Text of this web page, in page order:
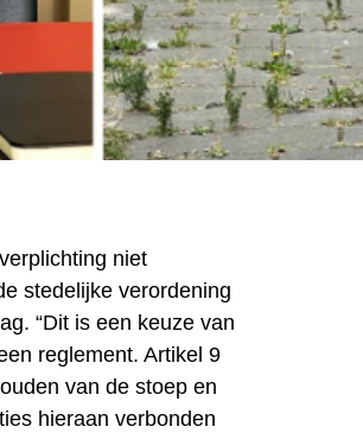
niet
stedelijke verordening
“Dit is een keuze van
reglement. Artikel 9
van de stoep en
hieraan verbonden